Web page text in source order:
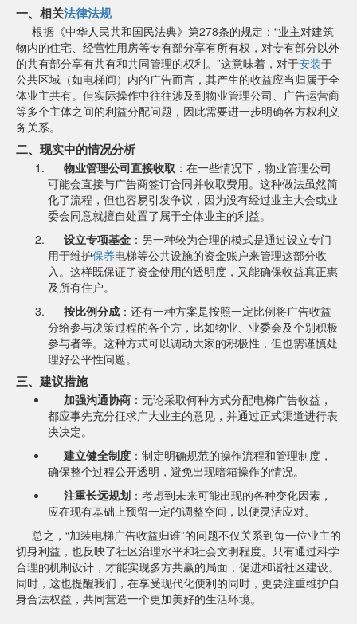
一、相关法律法规
根据《中华人民共和国民法典》第278条的规定：“业主对建筑
物内的住宅、经营性用房等专有部分享有所有权，对专有部分以外
的共有部分享有共有和共同管理的权利。”这意味着，对于安装于
公共区域（如电梯间）内的广告而言，其产生的收益应当归属于全
体业主共有。但实际操作中往往涉及到物业管理公司、广告运营商
等多个主体之间的利益分配问题，因此需要进一步明确各方权利义
务关系。
二、现实中的情况分析
物业管理公司直接收取 ：在一些情况下，物业管理公司
可能会直接与广告商签订合同并收取费用。这种做法虽然简
化了流程，但也容易引发争议，因为没有经过业主大会或业
委会同意就擅自处置了属于全体业主的利益。
设立专项基金 ：另一种较为合理的模式是通过设立专门
用于维护保养电梯等公共设施的资金账户来管理这部分收
入。这样既保证了资金使用的透明度，又能确保收益真正惠
及所有住户。
按比例分成 ：还有一种方案是按照一定比例将广告收益
分给参与决策过程的各个方，比如物业、业委会及个别积极
参与者等。这种方式可以调动大家的积极性，但也需谨慎处
理好公平性问题。
三、建议措施
加强沟通协商 ：无论采取何种方式分配电梯广告收益，
都应事先充分征求广大业主的意见，并通过正式渠道进行表
决决定。
建立健全制度 ：制定明确规范的操作流程和管理制度，
确保整个过程公开透明，避免出现暗箱操作的情况。
注重长远规划 ：考虑到未来可能出现的各种变化因素，
应在现有基础上预留一定的调整空间，以便灵活应对。
总之，“加装电梯广告收益归谁”的问题不仅关系到每一位业主的
切身利益，也反映了社区治理水平和社会文明程度。只有通过科学
合理的机制设计，才能实现多方共赢的局面，促进和谐社区建设。
同时，这也提醒我们，在享受现代化便利的同时，更要注重维护自
身合法权益，共同营造一个更加美好的生活环境。